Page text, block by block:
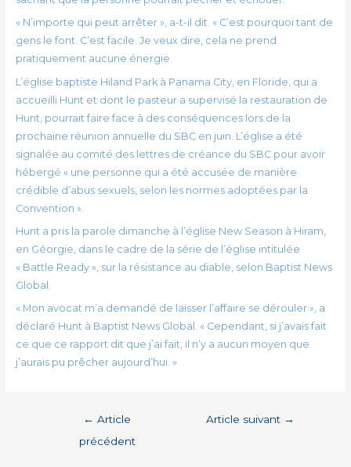
« N’importe qui peut arrêter », a-t-il dit. « C’est pourquoi tant de
gens le font. C’est facile. Je veux dire, cela ne prend
pratiquement aucune énergie.
L’église baptiste Hiland Park à Panama City, en Floride, qui a
accueilli Hunt et dont le pasteur a supervisé la restauration de
Hunt, pourrait faire face à des conséquences lors de la
prochaine réunion annuelle du SBC en juin. L’église a été
signalée au comité des lettres de créance du SBC pour avoir
hébergé « une personne qui a été accusée de manière
crédible d’abus sexuels, selon les normes adoptées par la
Convention ».
Hunt a pris la parole dimanche à l’église New Season à Hiram,
en Géorgie, dans le cadre de la série de l’église intitulée
« Battle Ready », sur la résistance au diable, selon Baptist News
Global.
« Mon avocat m’a demandé de laisser l’affaire se dérouler », a
déclaré Hunt à Baptist News Global. « Cependant, si j’avais fait
ce que ce rapport dit que j’ai fait, il n’y a aucun moyen que
j’aurais pu prêcher aujourd’hui. »
← Article
précédent
Article suivant →